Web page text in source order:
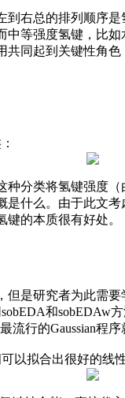
右总的排列顺序
等强度氢键，比
同起到关键性角
分类将氢键强度
什么。由于此文
的本质很有好处。
是研究者为此需
和sobEDAw
行的Gaussian程
以拟合出很好的线